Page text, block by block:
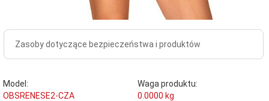
Zasoby dotyczące bezpieczeństwa i produktów
Model:
OBSRENESE2-CZA
Waga produktu:
0.0000 kg